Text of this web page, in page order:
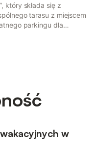
który składa się z
tarasu z miejscem
parkingu dla
Adriatyk i pobliskie
w